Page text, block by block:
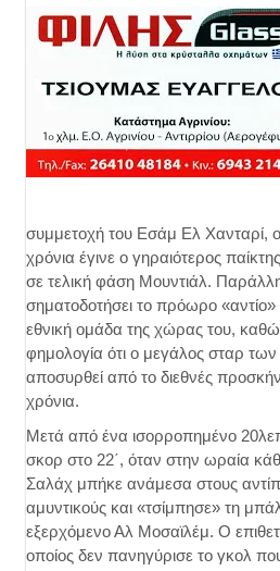
συμμετοχή του Εσάμ Ελ Χανταρί,
χρόνια έγινε ο γηραιότερος
σε τελική φάση Μουντιάλ.
σηματοδοτήσει το πρόωρο
εθνική ομάδα της χώρας του,
φημολογία ότι ο μεγάλος σταρ
αποσυρθεί από το διεθνές
χρόνια.
Μετά από ένα ισορροπημένο
σκορ στο 22΄, όταν στην ωραία
Σαλάχ μπήκε ανάμεσα στους
αμυντικούς και «τσίμπησε» τη
εξερχόμενο Αλ Μοσαϊλέμ. Ο
οποίος δεν πανηγύρισε το γκολ